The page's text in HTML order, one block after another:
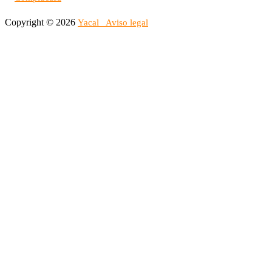
Copyright © 2026 Yacal Aviso legal